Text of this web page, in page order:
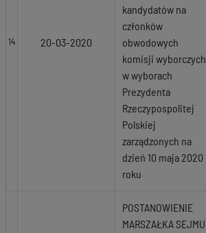
14 20-03-2020
kandydatów na
członków
obwodowych
komisji wyborczych
w wyborach
Prezydenta
Rzeczypospolitej
Polskiej
zarządzonych na
dzień 10 maja 2020
roku
POSTANOWIENIE
MARSZAŁKA SEJMU